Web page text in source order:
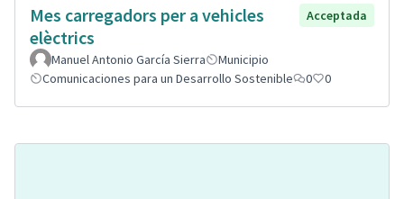
Mes carregadors per a vehicles
elèctrics
Acceptada
Manuel Antonio García Sierra
Municipio
Comunicaciones para un Desarrollo Sostenible
0 0